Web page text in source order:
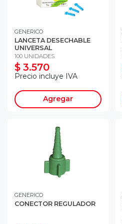
GENERICO
LANCETA DESECHABLE
UNIVERSAL
100 UNIDADES
$ 3.570
Precio incluye IVA
Agregar
GENERICO
CONECTOR REGULADOR